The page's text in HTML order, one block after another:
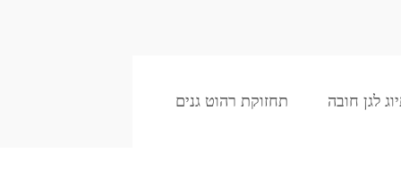
לגן חובה תחזוקת רהוט גנים